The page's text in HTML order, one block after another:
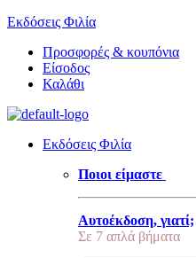
Εκδόσεις Φιλία
Προσφορές & κουπόνια
Είσοδος
Καλάθι
Εκδόσεις Φιλία
Ποιοι είμαστε
Αυτοέκδοση, γιατί;
Σε 7 απλά βήματα